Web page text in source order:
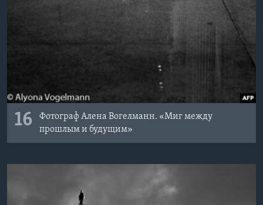
16
Фотограф Алена Вогелманн. «Миг между
прошлым и будущим»